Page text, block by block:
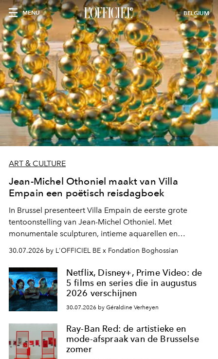
MENU BELGIUM
ART & CULTURE
Jean-Michel Othoniel maakt van Villa
Empain een poëtisch reisdagboek
In Brussel presenteert Villa Empain de eerste grote
tentoonstelling van Jean-Michel Othoniel. Met
monumentale sculpturen, intieme aquarellen en
fonkelend Murano-glas creëert de Franse kunstenaar
een emotionele reis waarin elk werk de herinnering
oproept aan een ontmoeting, een bestemming of een
moment van verwondering.
30.07.2026 by L'OFFICIEL BE x Fondation Boghossian
Netflix, Disney+, Prime Video: de
5 films en series die in augustus
2026 verschijnen
30.07.2026 by Géraldine Verheyen
Ray-Ban Red: de artistieke en
mode-afspraak van de Brusselse
zomer